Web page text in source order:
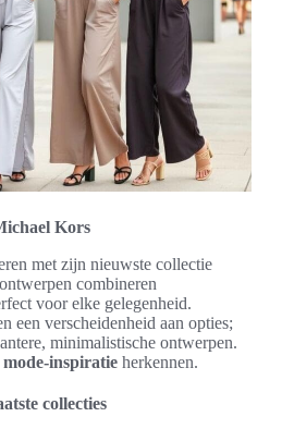
Kors
met zijn nieuwste collectie
combineren
voor elke gelegenheid.
een verscheidenheid aan opties;
minimalistische ontwerpen.
mode-inspiratie herkennen.
collecties